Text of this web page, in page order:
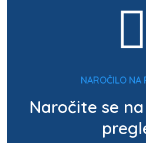
NAROČILO NA
Naročite se